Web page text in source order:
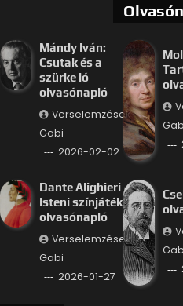
Mándy Iván:
Csutak és a
szürke ló
olvasónapló
Verselemzések
Gabi
2026-02-02
Dante Alighieri –
Isteni színjáték
olvasónapló
Verselemzések
Gabi
2026-01-27